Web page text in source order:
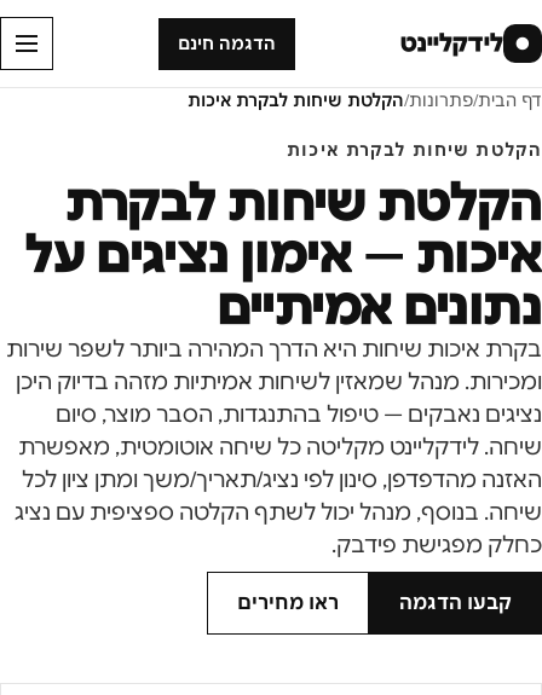
● לידקליינט הדגמה חינם
דף הבית/פתרונות/הקלטת שיחות לבקרת איכות
הקלטת שיחות לבקרת איכות
הקלטת שיחות לבקרת
איכות — אימון נציגים על
נתונים אמיתיים
בקרת איכות שיחות היא הדרך המהירה ביותר לשפר שירות
ומכירות. מנהל שמאזין לשיחות אמיתיות מזהה בדיוק היכן
נציגים נאבקים — טיפול בהתנגדות, הסבר מוצר, סיום
שיחה. לידקליינט מקליטה כל שיחה אוטומטית, מאפשרת
האזנה מהדפדפן, סינון לפי נציג/תאריך/משך ומתן ציון לכל
שיחה. בנוסף, מנהל יכול לשתף הקלטה ספציפית עם נציג
כחלק מפגישת פידבק.
קבעו הדגמה ראו מחירים